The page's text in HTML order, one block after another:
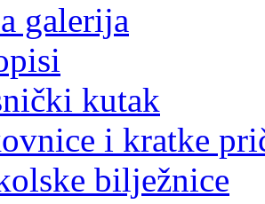
galerija
kutak
i kratke
bilježnice